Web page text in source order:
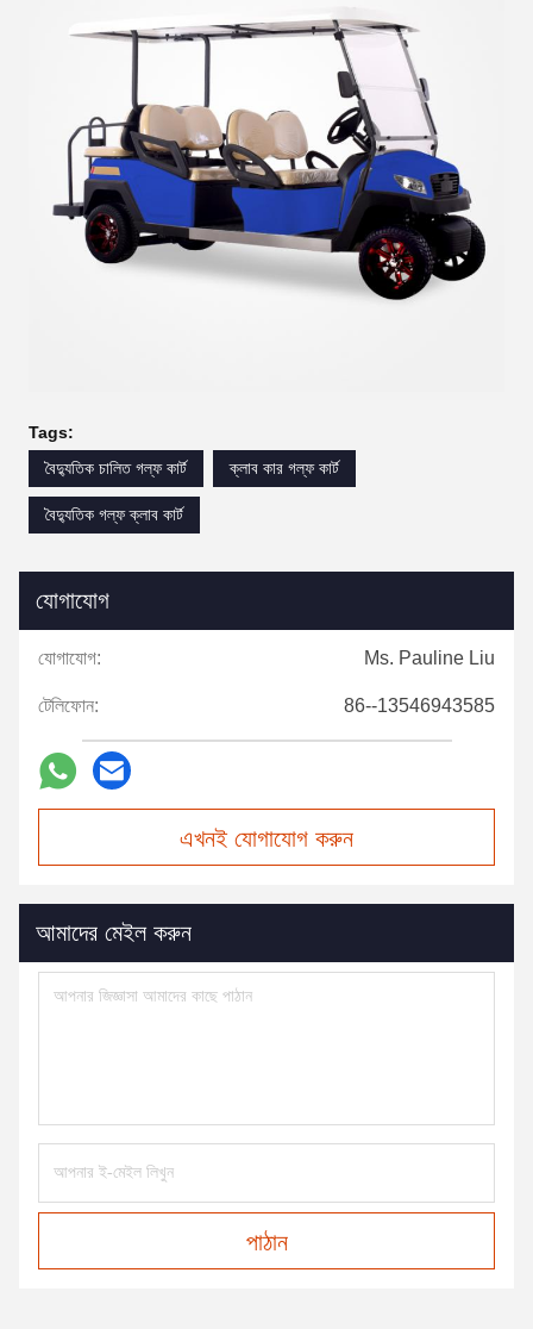
Tags:
বৈদ্যুতিক চালিত গল্ফ কার্ট
ক্লাব কার গল্ফ কার্ট
বৈদ্যুতিক গল্ফ ক্লাব কার্ট
যোগাযোগ
যোগাযোগ: Ms. Pauline Liu
টেলিফোন: 86--13546943585
এখনই যোগাযোগ করুন
আমাদের মেইল করুন
পাঠান